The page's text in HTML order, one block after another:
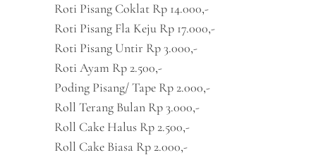
Roti Pisang Coklat Rp 14.000,-
Roti Pisang Fla Keju Rp 17.000,-
Roti Pisang Untir Rp 3.000,-
Roti Ayam Rp 2.500,-
Poding Pisang/ Tape Rp 2.000,-
Roll Terang Bulan Rp 3.000,-
Roll Cake Halus Rp 2.500,-
Roll Cake Biasa Rp 2.000,-